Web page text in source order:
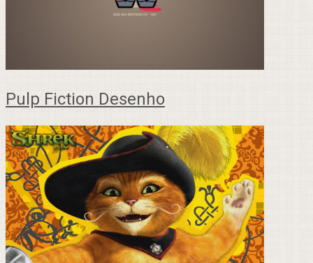
Pulp Fiction Desenho